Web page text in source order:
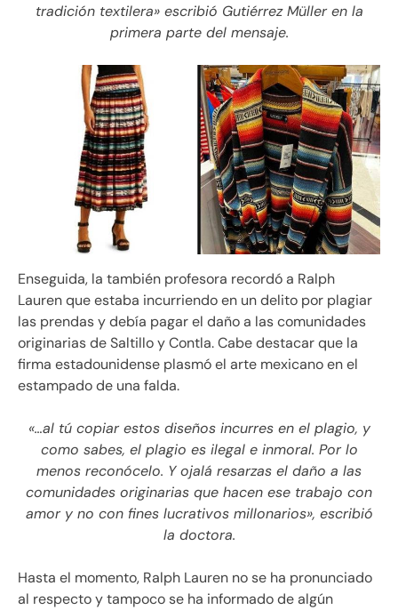
tradición textilera» escribió Gutiérrez Müller en la
primera parte del mensaje.
Enseguida, la también profesora recordó a Ralph
Lauren que estaba incurriendo en un delito por plagiar
las prendas y debía pagar el daño a las comunidades
originarias de Saltillo y Contla. Cabe destacar que la
firma estadounidense plasmó el arte mexicano en el
estampado de una falda.
«…al tú copiar estos diseños incurres en el plagio, y
como sabes, el plagio es ilegal e inmoral. Por lo
menos reconócelo. Y ojalá resarzas el daño a las
comunidades originarias que hacen ese trabajo con
amor y no con fines lucrativos millonarios», escribió
la doctora.
Hasta el momento, Ralph Lauren no se ha pronunciado
al respecto y tampoco se ha informado de algún